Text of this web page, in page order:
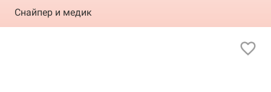
Снайпер и медик